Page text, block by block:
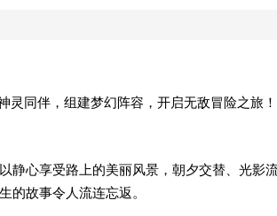
同伴，组建梦幻阵容，开启无敌冒险之旅！
静心享受路上的美丽风景，朝夕交替、光影
的故事令人流连忘返。